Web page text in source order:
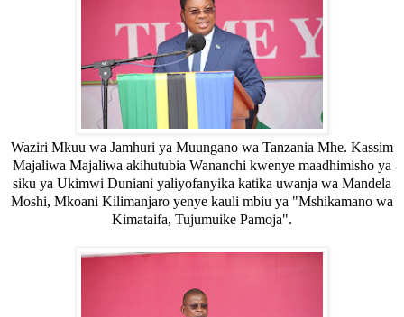
Waziri Mkuu wa Jamhuri ya Muungano wa Tanzania Mhe. Kassim
Majaliwa Majaliwa akihutubia Wananchi kwenye maadhimisho ya
siku ya Ukimwi Duniani yaliyofanyika katika uwanja wa Mandela
Moshi, Mkoani Kilimanjaro yenye kauli mbiu ya "Mshikamano wa
Kimataifa, Tujumuike Pamoja".